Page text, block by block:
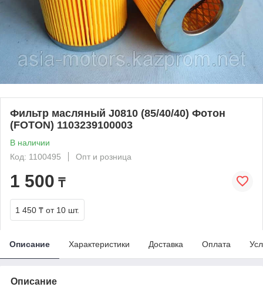
Фильтр масляный J0810 (85/40/40) Фотон
(FOTON) 1103239100003
В наличии
Код: 1100495
Опт и розница
1 500 ₸
1 450 ₸ от 10 шт.
Описание Характеристики Доставка Оплата
Описание